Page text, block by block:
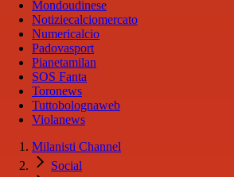
Mondoudinese
Notiziecalciomercato
Numericalcio
Padovasport
Pianetamilan
SOS Fanta
Toronews
Tuttobolognaweb
Violanews
Milanisti Channel
Social